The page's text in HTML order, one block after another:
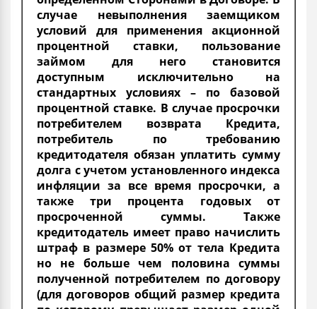
случае невыполнения заемщиком
условий для применения акционной
процентной ставки, пользование
займом для него становится
доступным исключительно на
стандартных условиях – по базовой
процентной ставке. В случае просрочки
потребителем возврата Кредита,
потребитель по требованию
кредитодателя обязан уплатить сумму
долга с учетом установленного индекса
инфляции за все время просрочки, а
также три процента годовых от
просроченной суммы. Также
кредитодатель имеет право начислить
штраф в размере 50% от тела Кредита
но не больше чем половина суммы
полученной потребителем по договору
(для договоров общий размер кредита